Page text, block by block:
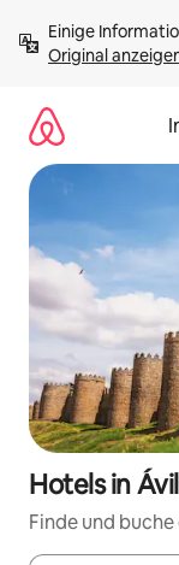
Inhalten
springenOriginal
Hotels in
Finde und